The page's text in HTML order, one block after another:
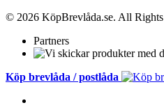
© 2026 KöpBrevlåda.se. All Rights
Partners
Köp brevlåda / postlåda